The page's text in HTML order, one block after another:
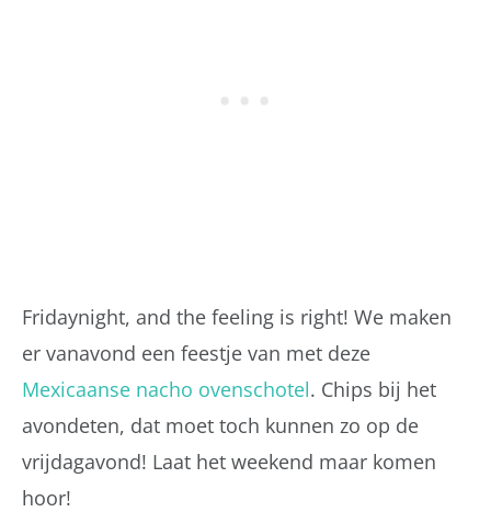
Fridaynight, and the feeling is right! We maken
er vanavond een feestje van met deze
Mexicaanse nacho ovenschotel. Chips bij het
avondeten, dat moet toch kunnen zo op de
vrijdagavond! Laat het weekend maar komen
hoor!